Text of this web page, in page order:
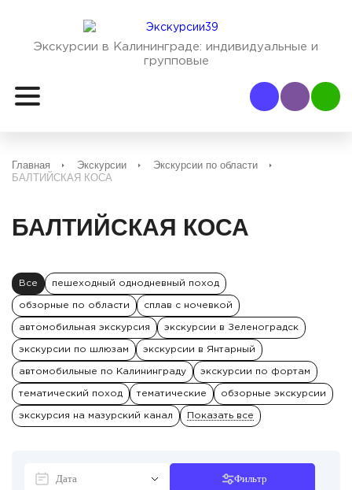
Экскурсии в Калининграде: индивидуальные и
групповые
Наш Viber
Наш
Главная Экскурсии
Экскурсии по области
БАЛТИЙСКАЯ КОСА
БАЛТИЙСКАЯ КОСА
Все пешеходный однодневный поход
обзорные по области сплав с ночевкой
автомобильная экскурсия экскурсии в Зеленоградск
экскурсии по шлюзам экскурсии в Янтарный
автомобильные по Калининграду экскурсии по фортам
тематический поход тематические обзорные экскурсии
экскурсия на мазурский канал Показать все
Фильтр